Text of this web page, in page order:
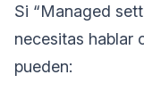
Si “Managed
necesitas hablar
pueden: